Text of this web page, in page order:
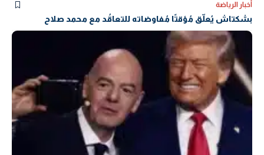
أخبار الرياضة
بشكتاش يُعلّق مُؤقتًا مُفاوضاته للتعاقُد مع محمد صلاح